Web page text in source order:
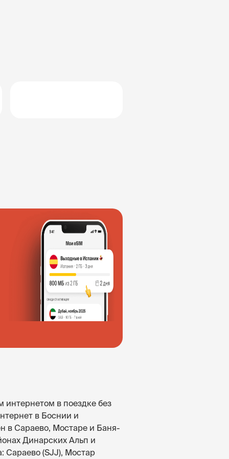
интернетом в поездке без
в Боснии и
в Сараево, Мостаре и Баня-
Динарских Альп и
Сараево (SJJ), Мостар